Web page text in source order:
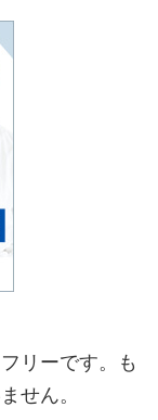
リーです。も
せん。